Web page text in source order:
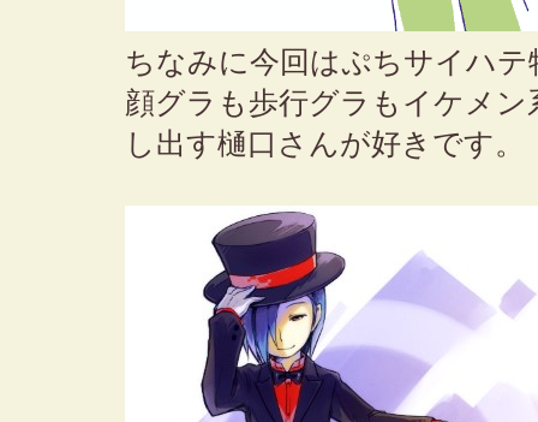
ちなみに今回はぷちサイハテ
顔グラも歩行グラもイケメ
し出す樋口さんが好きです。